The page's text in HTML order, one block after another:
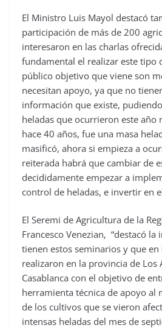
El Ministro Luis Mayol destacó
participación de más de 200
interesaron en las charlas
fundamental el realizar este tipo
público objetivo que viene son
necesitan apoyo, ya que no
información que existe,
heladas que ocurrieron este año
hace 40 años, fue una masa
masificó, ahora si empieza a
reiterada habrá que cambiar de
decididamente empezar a
control de heladas, e invertir en
El Seremi de Agricultura de la
Francesco Venezian, “destacó
tienen estos seminarios y que en
realizaron en la provincia de Los
Casablanca con el objetivo de
herramienta técnica de apoyo al
de los cultivos que se vieron
intensas heladas del mes de